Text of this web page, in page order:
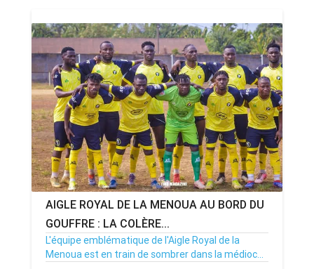
AIGLE ROYAL DE LA MENOUA AU BORD DU
GOUFFRE : LA COLÈRE...
L'équipe emblématique de l'Aigle Royal de la
Menoua est en train de sombrer dans la médioc...